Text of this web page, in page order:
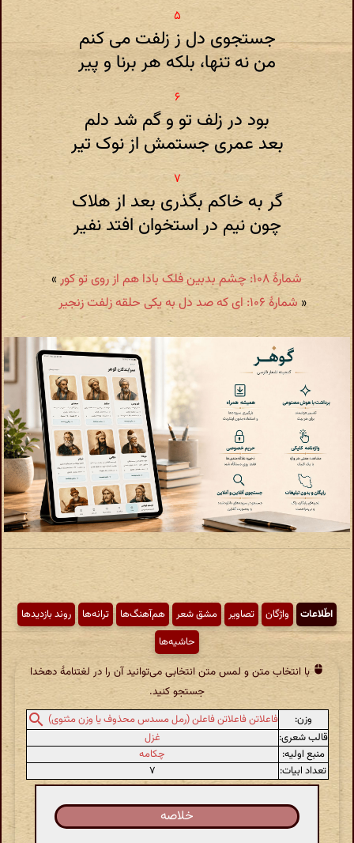
جستجوی دل ز زلفت می کنم
من نه تنها، بلکه هر برنا و پیر
بود در زلف تو و گم شد دلم
بعد عمری جستمش از نوک تیر
گر به خاکم بگذری بعد از هلاک
چون نیم در استخوان افتد نفیر
شمارهٔ ۱۰۸: چشم بدبین فلک بادا هم از روی تو کور
»
« شمارهٔ ۱۰۶: ای که صد دل به یکی حلقه زلفت زنجیر
اطّلاعات واژگان تصاویر مشق شعر هم‌آهنگ‌ها ترانه‌ها
روند بازدیدها
حاشیه‌ها
با انتخاب متن و لمس متن انتخابی می‌توانید آن را در لغتنامهٔ دهخدا
جستجو کنید.
وزن:
فاعلاتن فاعلاتن فاعلن (رمل مسدس محذوف یا وزن مثنوی)
قالب شعری:
غزل
منبع اولیه:
چکامه
تعداد ابیات:
۷
خلاصه